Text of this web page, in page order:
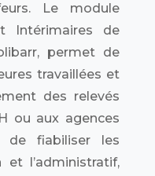
Le module
Intérimaires de
permet de
travaillées et
des relevés
ou aux agences
de fiabiliser les
l’administratif,